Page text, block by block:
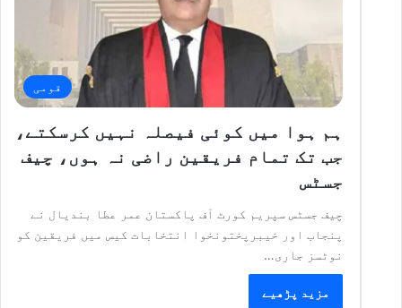
قومی
ہم ہوا میں کوئی فیصلہ نہیں کرسکتے،
جب تک تمام فریقین راضی نہ ہوں، چیف
جسٹس
چیف جسٹس سپریم کورٹ آف پاکستان عمر عطا بندیال نے
پنجاب اور خیبرپختونخوا انتخابات کیس میں فریقین کو
نوٹسز جاری…
مزید پڑھیے